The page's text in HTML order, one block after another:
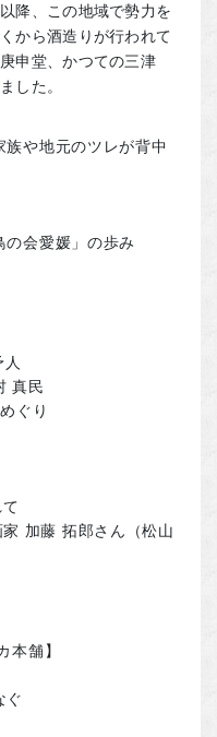
降、この地域で勢力を
から酒造りが行われて
申堂、かつての三津
した。
族や地元のツレが背中
の会愛媛」の歩み
真民
ぐり
加藤 拓郎さん（松山
本舗】
ぐ